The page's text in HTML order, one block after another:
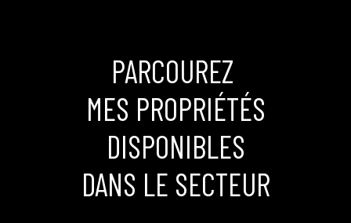
PARCOUREZ
MES PROPRIÉTÉS
DISPONIBLES
DANS LE SECTEUR